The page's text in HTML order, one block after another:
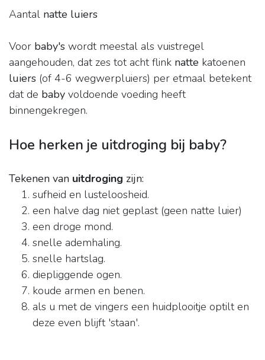
Aantal natte luiers
Voor baby's wordt meestal als vuistregel
aangehouden, dat zes tot acht flink natte katoenen
luiers (of 4-6 wegwerpluiers) per etmaal betekent
dat de baby voldoende voeding heeft
binnengekregen.
Hoe herken je uitdroging bij baby?
Tekenen van uitdroging zijn:
sufheid en lusteloosheid.
een halve dag niet geplast (geen natte luier)
een droge mond.
snelle ademhaling.
snelle hartslag.
diepliggende ogen.
koude armen en benen.
als u met de vingers een huidplooitje optilt en
deze even blijft 'staan'.